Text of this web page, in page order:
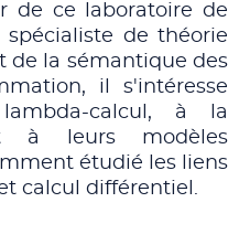
de ce laboratoire de
spécialiste de théorie
de la sémantique des
il s'intéresse
calcul, à la
à leurs modèles
étudié les liens
calcul différentiel.